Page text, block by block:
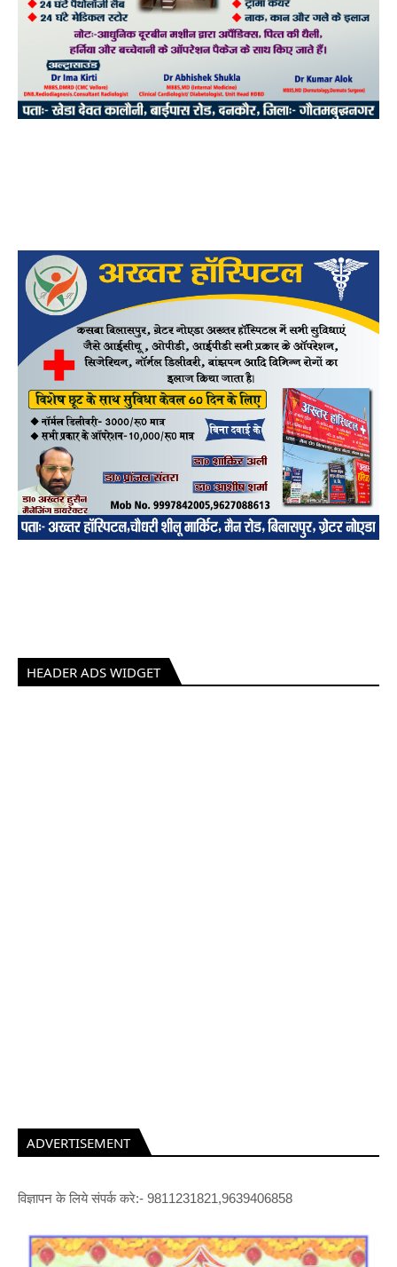
HEADER ADS WIDGET
ADVERTISEMENT
विज्ञापन के लिये संपर्क करे:- 9811231821,9639406858